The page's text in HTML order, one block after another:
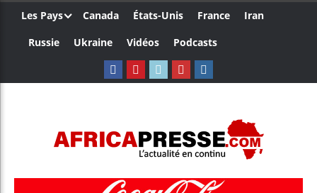
Les Pays Canada États-Unis France
Iran
Russie
Ukraine Vidéos Podcasts